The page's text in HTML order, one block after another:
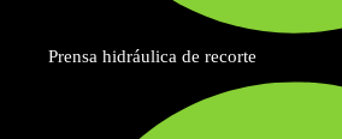
Prensa hidráulica de recorte